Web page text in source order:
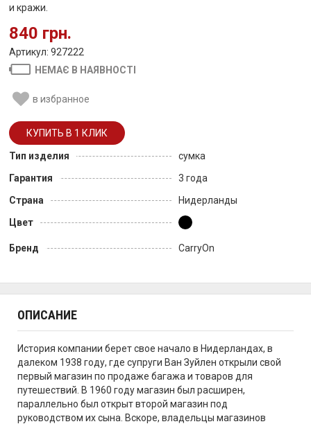
и кражи.
840 грн.
Артикул: 927222
НЕМАЄ В НАЯВНОСТІ
в избранное
Тип изделия
сумка
Гарантия
3 года
Страна
Нидерланды
Цвет
Бренд CarryOn
ОПИСАНИЕ
История компании берет свое начало в Нидерландах, в
далеком 1938 году, где супруги Ван Зуйлен открыли свой
первый магазин по продаже багажа и товаров для
путешествий. В 1960 году магазин был расширен,
параллельно был открыт второй магазин под
руководством их сына. Вскоре, владельцы магазинов